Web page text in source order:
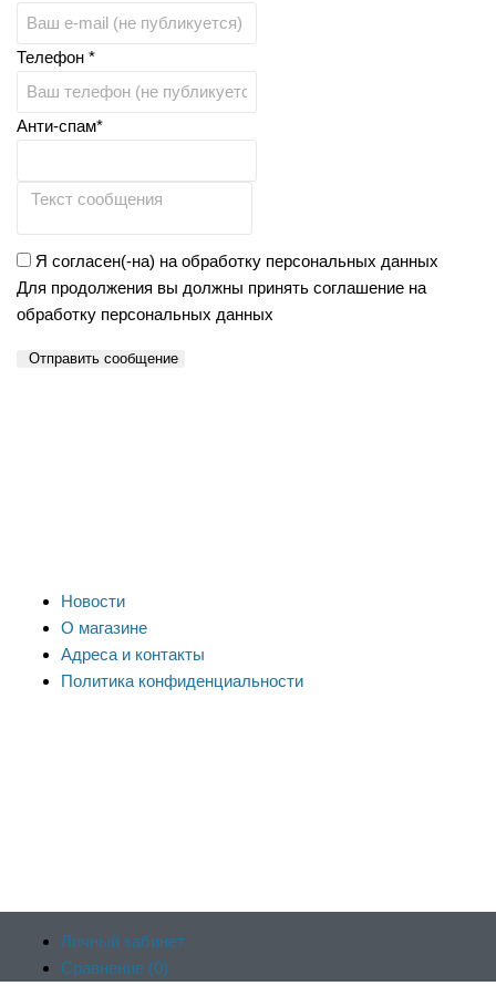
Телефон *
Анти-спам*
Я согласен(-на) на обработку персональных данных
Для продолжения вы должны принять соглашение на
обработку персональных данных
Отправить сообщение
Новости
О магазине
Адреса и контакты
Политика конфиденциальности
Личный кабинет
Сравнение (0)